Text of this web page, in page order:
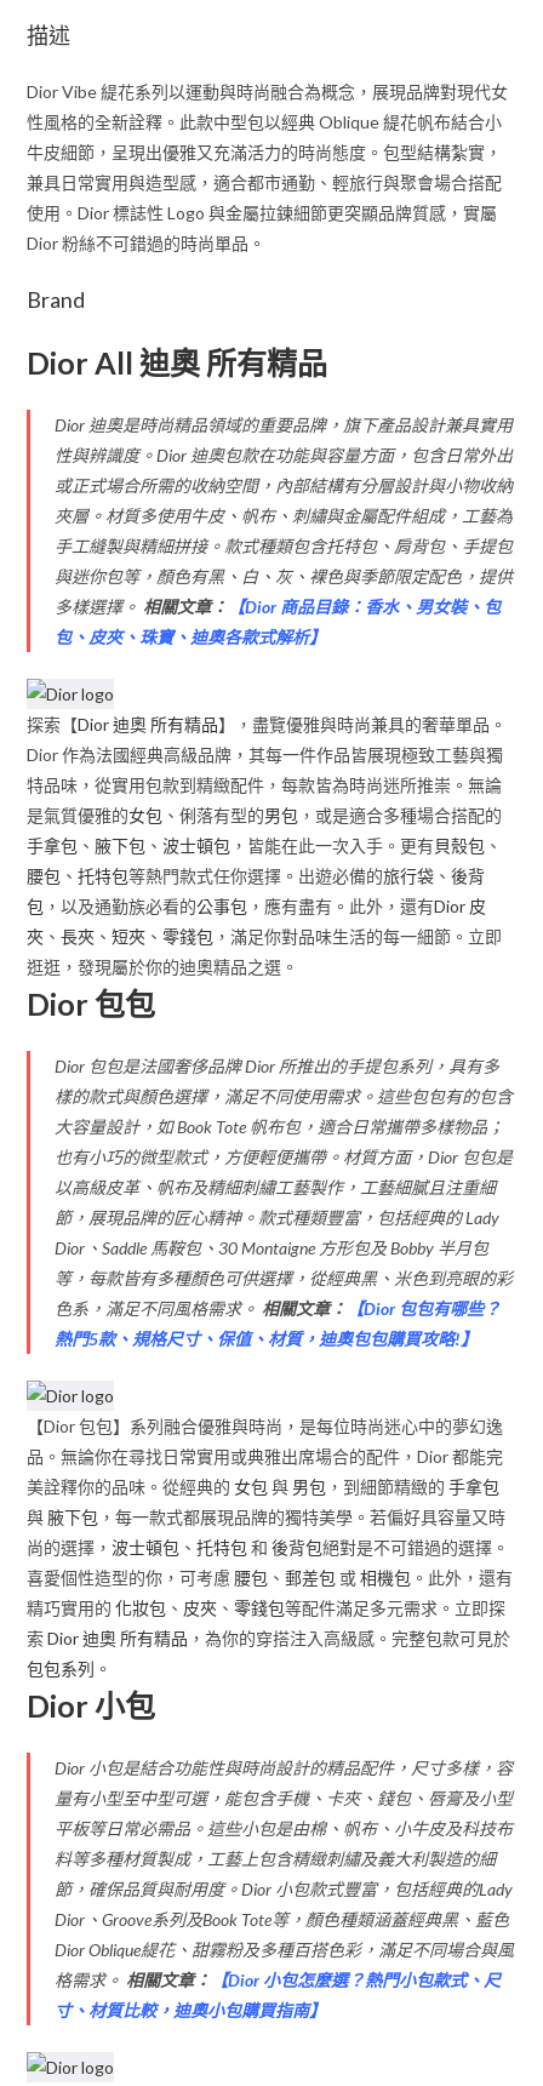
描述
Dior Vibe 緹花系列以運動與時尚融合為概念，展現品牌對現代女
性風格的全新詮釋。此款中型包以經典 Oblique 緹花帆布結合小
牛皮細節，呈現出優雅又充滿活力的時尚態度。包型結構紮實，
兼具日常實用與造型感，適合都市通勤、輕旅行與聚會場合搭配
使用。Dior 標誌性 Logo 與金屬拉鍊細節更突顯品牌質感，實屬
Dior 粉絲不可錯過的時尚單品。
Brand
Dior All 迪奧 所有精品
Dior 迪奧是時尚精品領域的重要品牌，旗下產品設計兼具實用
性與辨識度。Dior 迪奧包款在功能與容量方面，包含日常外出
或正式場合所需的收納空間，內部結構有分層設計與小物收納
夾層。材質多使用牛皮、帆布、刺繡與金屬配件組成，工藝為
手工縫製與精細拼接。款式種類包含托特包、肩背包、手提包
與迷你包等，顏色有黑、白、灰、裸色與季節限定配色，提供
多樣選擇。 相關文章： 【Dior 商品目錄：香水、男女裝、包
包、皮夾、珠寶、迪奧各款式解析】
探索【Dior 迪奧 所有精品】，盡覽優雅與時尚兼具的奢華單品。
Dior 作為法國經典高級品牌，其每一件作品皆展現極致工藝與獨
特品味，從實用包款到精緻配件，每款皆為時尚迷所推崇。無論
是氣質優雅的女包 、俐落有型的男包 ，或是適合多種場合搭配的
手拿包 、 腋下包 、波士頓包 ，皆能在此一次入手。更有貝殼包 、
腰包 、托特包等熱門款式任你選擇。出遊必備的旅行袋 、後背
包 ，以及通勤族必看的公事包 ，應有盡有。此外，還有Dior 皮
夾 、長夾 、短夾 、零錢包 ，滿足你對品味生活的每一細節。立即
逛逛，發現屬於你的迪奧精品之選。
Dior 包包
Dior 包包是法國奢侈品牌 Dior 所推出的手提包系列，具有多
樣的款式與顏色選擇，滿足不同使用需求。這些包包有的包含
大容量設計，如 Book Tote 帆布包，適合日常攜帶多樣物品；
也有小巧的微型款式，方便輕便攜帶。材質方面，Dior 包包是
以高級皮革、帆布及精細刺繡工藝製作，工藝細膩且注重細
節，展現品牌的匠心精神。款式種類豐富，包括經典的 Lady
Dior、Saddle 馬鞍包、30 Montaigne 方形包及 Bobby 半月包
等，每款皆有多種顏色可供選擇，從經典黑、米色到亮眼的彩
色系，滿足不同風格需求。 相關文章： 【Dior 包包有哪些？
熱門5款、規格尺寸、保值、材質，迪奧包包購買攻略!】
【Dior 包包】系列融合優雅與時尚，是每位時尚迷心中的夢幻逸
品。無論你在尋找日常實用或典雅出席場合的配件，Dior 都能完
美詮釋你的品味。從經典的女包 與 男包 ，到細節精緻的手拿包
與 腋下包 ，每一款式都展現品牌的獨特美學。若偏好具容量又時
尚的選擇，波士頓包 、托特包 和後背包絕對是不可錯過的選擇。
喜愛個性造型的你，可考慮 腰包 、郵差包 或相機包 。此外，還有
精巧實用的化妝包 、 皮夾 、零錢包等配件滿足多元需求。立即探
索Dior 迪奧 所有精品 ，為你的穿搭注入高級感。完整包款可見於
包包系列 。
Dior 小包
Dior 小包是結合功能性與時尚設計的精品配件，尺寸多樣，容
量有小型至中型可選，能包含手機、卡夾、錢包、唇膏及小型
平板等日常必需品。這些小包是由棉、帆布、小牛皮及科技布
料等多種材質製成，工藝上包含精緻刺繡及義大利製造的細
節，確保品質與耐用度。Dior 小包款式豐富，包括經典的Lady
Dior、Groove系列及Book Tote等，顏色種類涵蓋經典黑、藍色
Dior Oblique緹花、甜霧粉及多種百搭色彩，滿足不同場合與風
格需求。 相關文章： 【Dior 小包怎麼選？熱門小包款式、尺
寸、材質比較，迪奧小包購買指南】